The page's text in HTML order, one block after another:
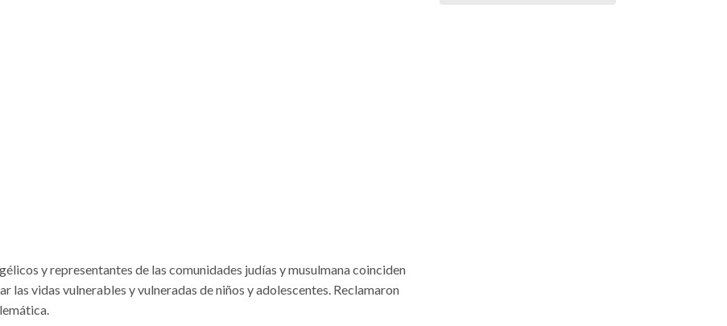
y representantes de las comunidades judías y musulmana coinciden
las vidas vulnerables y vulneradas de niños y adolescentes. Reclamaron